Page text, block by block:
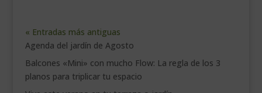
« Entradas más antiguas
Agenda del jardín de Agosto
Balcones «Mini» con mucho Flow: La regla de los 3
planos para triplicar tu espacio